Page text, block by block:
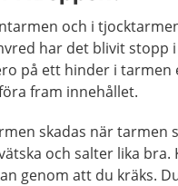
och i
har det blivit
på ett hinder i
fram innehållet.
skadas när
och salter lika bra.
genom att du kräks.